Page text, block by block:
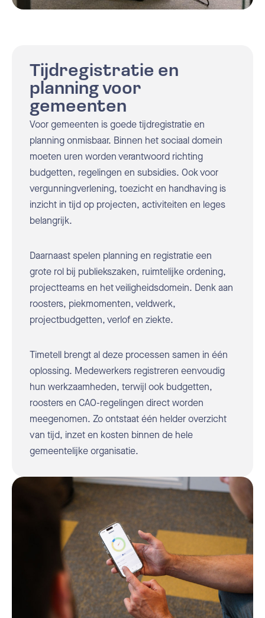
Tijdregistratie en
planning voor
gemeenten
Voor gemeenten is goede tijdregistratie en
planning onmisbaar. Binnen het sociaal domein
moeten uren worden verantwoord richting
budgetten, regelingen en subsidies. Ook voor
vergunningverlening, toezicht en handhaving is
inzicht in tijd op projecten, activiteiten en leges
belangrijk.
Daarnaast spelen planning en registratie een
grote rol bij publiekszaken, ruimtelijke ordening,
projectteams en het veiligheidsdomein. Denk aan
roosters, piekmomenten, veldwerk,
projectbudgetten, verlof en ziekte.
Timetell brengt al deze processen samen in één
oplossing. Medewerkers registreren eenvoudig
hun werkzaamheden, terwijl ook budgetten,
roosters en CAO-regelingen direct worden
meegenomen. Zo ontstaat één helder overzicht
van tijd, inzet en kosten binnen de hele
gemeentelijke organisatie.